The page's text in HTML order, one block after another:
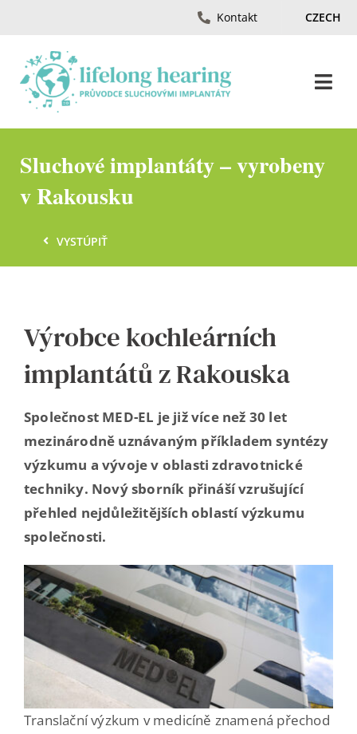
content
Kontakt CZECH
Ztráta sluchu
Časopis
Ambasadori Sluchu
Sluchové implantáty – vyrobeny
v Rakousku
VYSTÚPIŤ
Výrobce kochleárních
implantátů z Rakouska
Společnost MED-EL je již více než 30 let
mezinárodně uznávaným příkladem syntézy
výzkumu a vývoje v oblasti zdravotnické
techniky. Nový sborník přináší vzrušující
přehled nejdůležitějších oblastí výzkumu
společnosti.
Translační výzkum v medicíně znamená přechod